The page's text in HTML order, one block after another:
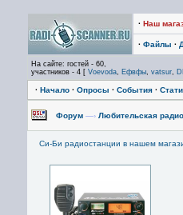
· Наш
· Файлы ·
На сайте: гостей - 60,
участников - 4 [ Voevoda, Ефвфы, vatsur,
· Начало · Опросы · События ·
Форум —› Любительская
Си-Би радиостанции в нашем